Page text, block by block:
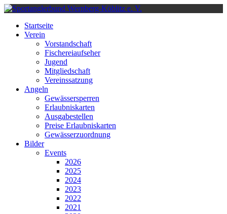
Startseite
Verein
Vorstandschaft
Fischereiaufseher
Jugend
Mitgliedschaft
Vereinssatzung
Angeln
Gewässersperren
Erlaubniskarten
Ausgabestellen
Preise Erlaubniskarten
Gewässerzuordnung
Bilder
Events
2026
2025
2024
2023
2022
2021